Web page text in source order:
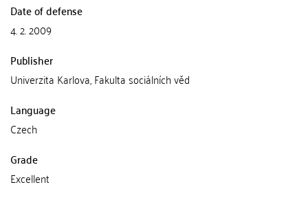
Date of defense
4. 2. 2009
Publisher
Univerzita Karlova, Fakulta sociálních věd
Language
Czech
Grade
Excellent